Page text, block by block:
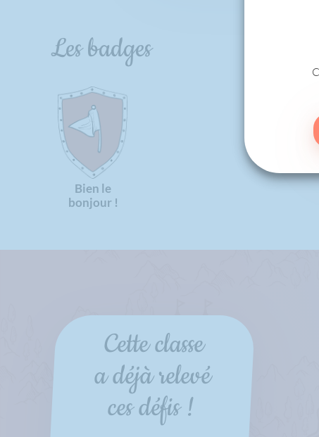
Les badges
Bien le
bonjour !
Cette classe
a déjà relevé
ces défis !